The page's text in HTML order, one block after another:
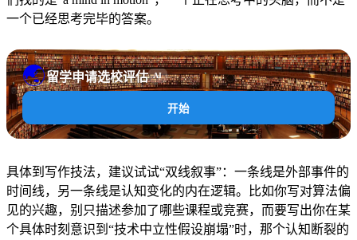
一个已经思考完毕的答案。
🌏留学申请选校评估 AI
开始
具体到写作技法，建议试试“双线叙事”：一条线是外部事件的
时间线，另一条线是认知变化的内在逻辑。比如你写对算法偏
见的兴趣，别只描述参加了哪些课程或竞赛，而要写出你在某
个具体时刻意识到“技术中立性假设崩塌”时，那个认知断裂的